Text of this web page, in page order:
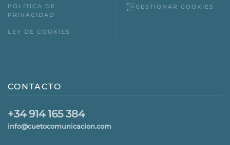
POLÍTICA DE
PRIVACIDAD
LEY DE COOKIES
GESTIONAR COOKIES
CONTACTO
+34 914 165 384
info@cuetocomunicacion.com